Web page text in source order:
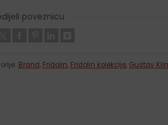
poveznicu
Brand, Fridolin, Fridolin kolekcije, Gustav